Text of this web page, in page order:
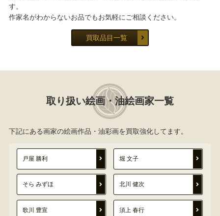
す。
作家名がわからないお品でもお気軽にご相談ください。
買取品目一覧
取り扱い絵画・油絵画家一覧
下記にある画家の絵画作品・油彩画を買取強化してます。
戸屋 勝利 堀 文子
そら みずほ 北川 健次
歌川 豊宣 須上 春行